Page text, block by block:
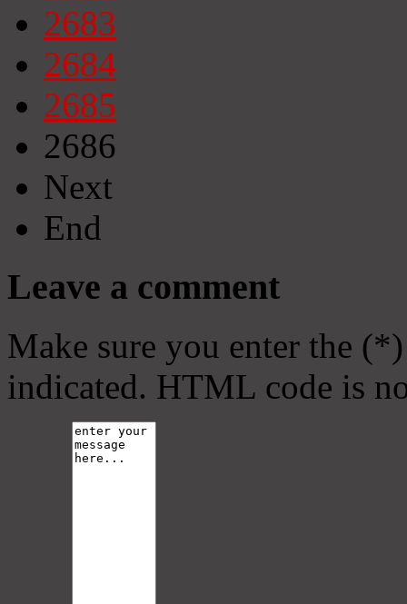
2683
2684
2685
2686
Next
End
Leave a comment
Make sure you enter the
indicated. HTML code is